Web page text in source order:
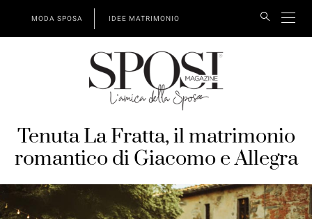
MODA SPOSA IDEE MATRIMONIO
Tenuta La Fratta, il matrimonio
romantico di Giacomo e Allegra